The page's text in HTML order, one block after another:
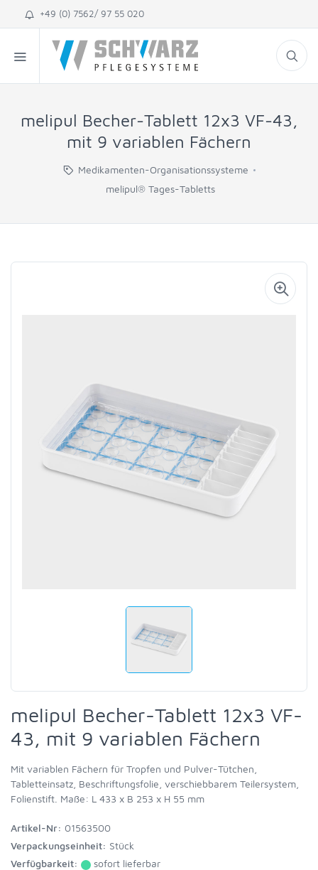
+49 (0) 7562/ 97 55 020
melipul Becher-Tablett 12x3 VF-43,
mit 9 variablen Fächern
Medikamenten-Organisationssysteme
melipul® Tages-Tabletts
melipul Becher-Tablett 12x3 VF-
43, mit 9 variablen Fächern
Mit variablen Fächern für Tropfen und Pulver-Tütchen,
Tabletteinsatz, Beschriftungsfolie, verschiebbarem Teilersystem,
Folienstift. Maße: L 433 x B 253 x H 55 mm
Artikel-Nr: 01563500
Verpackungseinheit: Stück
Verfügbarkeit:
sofort lieferbar